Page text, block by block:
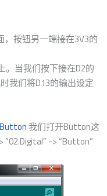
，按钮另一端接在3V3的
。当我们按​​下接在D2的
我们将D13的输出设定
我们打​​开Button这
“02.Digital” -> “Button”